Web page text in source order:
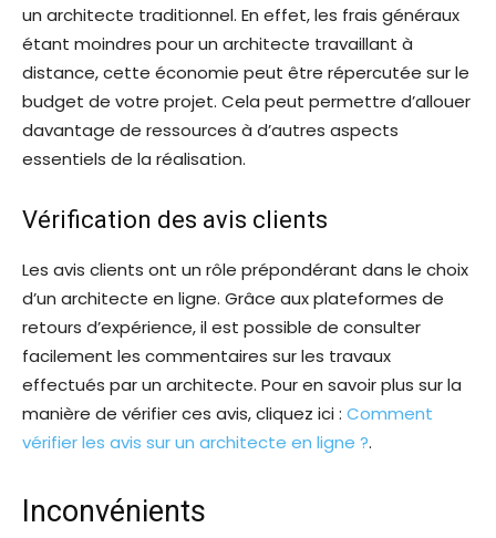
un architecte traditionnel. En effet, les frais généraux
étant moindres pour un architecte travaillant à
distance, cette économie peut être répercutée sur le
budget de votre projet. Cela peut permettre d’allouer
davantage de ressources à d’autres aspects
essentiels de la réalisation.
Vérification des avis clients
Les avis clients ont un rôle prépondérant dans le choix
d’un architecte en ligne. Grâce aux plateformes de
retours d’expérience, il est possible de consulter
facilement les commentaires sur les travaux
effectués par un architecte. Pour en savoir plus sur la
manière de vérifier ces avis, cliquez ici : Comment
vérifier les avis sur un architecte en ligne ?.
Inconvénients